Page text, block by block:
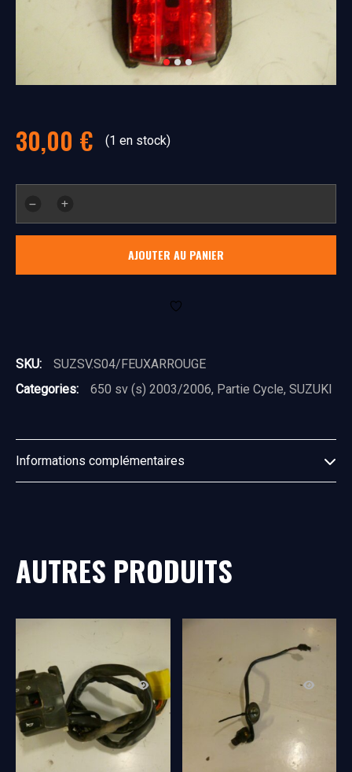
30,00 € (1 en stock)
feux
AJOUTER AU PANIER
SKU:
SUZSV.S04/FEUXARROUGE
Categories:
650 sv (s) 2003/2006, Partie Cycle, SUZUKI
Informations complémentaires
AUTRES PRODUITS